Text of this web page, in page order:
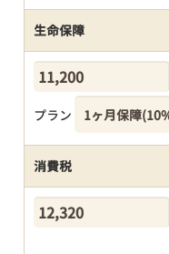
生命保障
プラン
消費税